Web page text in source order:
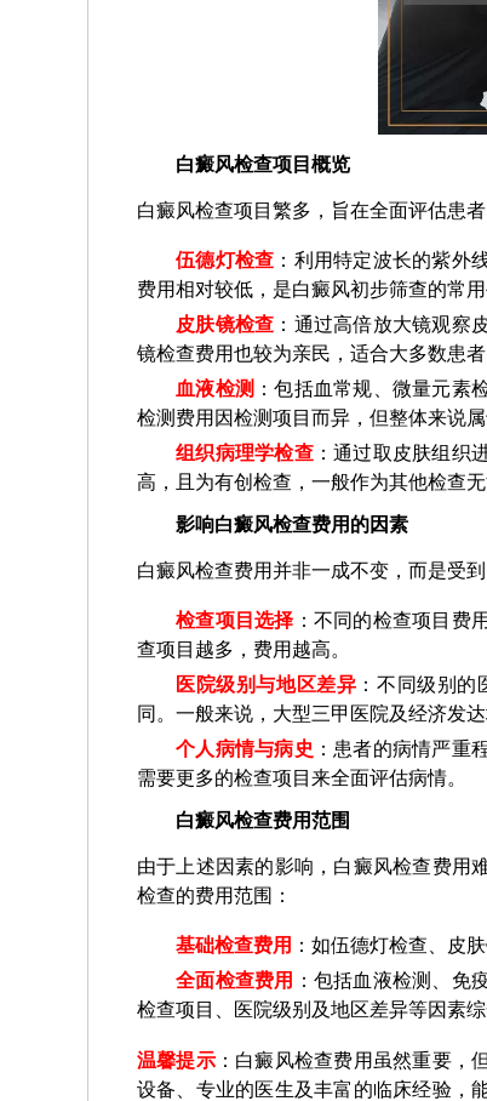
白癜风检查项目概览
白癜风检查项目繁多，旨在全面评估患
伍德灯检查 ：利用特定波长的紫外
费用相对较低，是白癜风初步筛查的常用
皮肤镜检查 ：通过高倍放大镜观察
镜检查费用也较为亲民，适合大多数患者
血液检测 ：包括血常规、微量元素
检测费用因检测项目而异，但整体来说属
组织病理学检查：通过取皮肤组织
高，且为有创检查，一般作为其他检查无
影响白癜风检查费用的因素
白癜风检查费用并非一成不变，而是受到
检查项目选择 ：不同的检查项目费
查项目越多，费用越高。
医院级别与地区差异 ：不同级别
同。一般来说，大型三甲医院及经济发
个人病情与病史 ：患者的病情严重
需要更多的检查项目来全面评估病情。
白癜风检查费用范围
由于上述因素的影响，白癜风检查费用
检查的费用范围：
基础检查费用 ：如伍德灯检查、皮
全面检查费用
：包括血液检测、免
检查项目、医院级别及地区差异等因素综
温馨提示：白癜风检查费用虽然重要，
设备、专业的医生及丰富的临床经验，